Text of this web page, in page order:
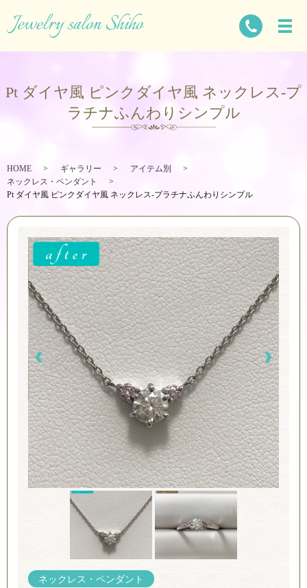
Pt ダイヤ風 ピンクダイヤ風 ネックレス-プ
ラチナふんわりシンプル
HOME ギャラリー
アイテム別
ネックレス・ペンダント
Pt ダイヤ風 ピンクダイヤ風 ネックレス-プラチナふんわりシンプル
ネックレス・ペンダント